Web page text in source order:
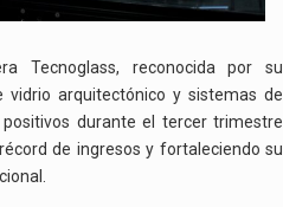
Tecnoglass, reconocida por su
vidrio arquitectónico y sistemas de
durante el tercer trimestre
de ingresos y fortaleciendo su